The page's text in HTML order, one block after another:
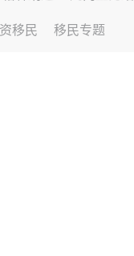
移民 移民专题